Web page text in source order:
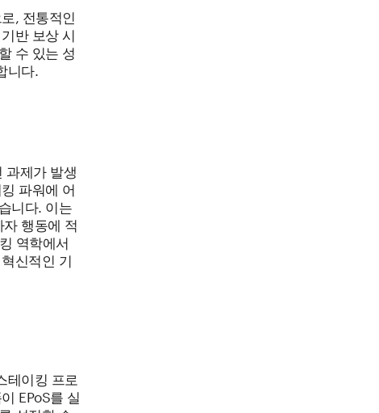
, 전통적인
반 보상 시
수 있는 성
니다.
과제가 발생
파워에 어
니다. 이는
행동에 적
역학에서
신적인 기
테이킹 프로
EPoS를 실